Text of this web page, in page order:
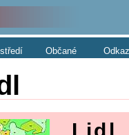
Občané